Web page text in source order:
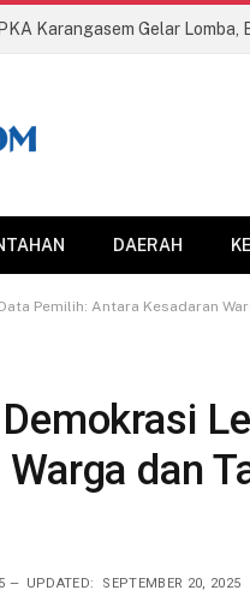
DAERAH
Pemilih: Antara Kesadaran
dan
UPDATED: SEPTEMBER 20, 2025